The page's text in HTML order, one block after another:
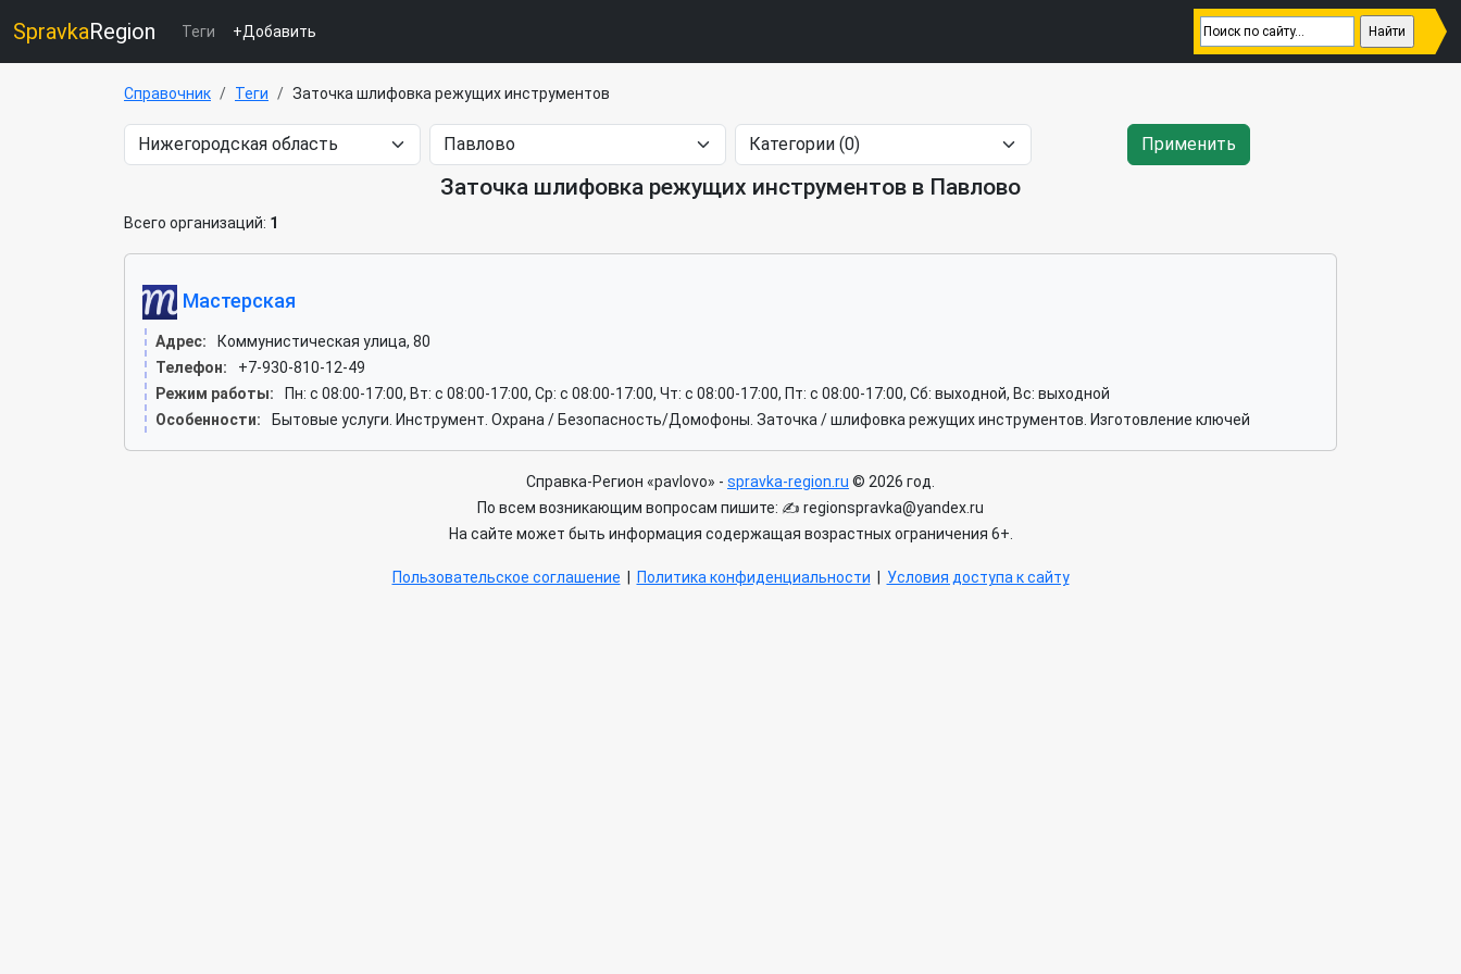
SpravkaRegion Теги +Добавить
Справочник Теги Заточка шлифовка режущих инструментов
Применить
Заточка шлифовка режущих инструментов в Павлово
Всего организаций: 1
Мастерская
Адрес:
Коммунистическая улица, 80
Телефон:
+7-930-810-12-49
Режим работы:
Пн: c 08:00-17:00, Вт: c 08:00-17:00, Ср: c 08:00-17:00, Чт: c 08:00-17:00, Пт: c 08:00-17:00, Сб: выходной, Вс: выходной
Особенности:
Бытовые услуги. Инструмент. Охрана / Безопасность/Домофоны. Заточка / шлифовка режущих инструментов. Изготовление ключей
Справка-Регион «pavlovo» - spravka-region.ru © 2026 год.
По всем возникающим вопросам пишите: ✍ regionspravka@yandex.ru
На сайте может быть информация содержащая возрастных ограничения 6+.
Пользовательское соглашение Политика конфиденциальности Условия доступа к сайту